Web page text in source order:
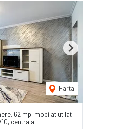
Harta
Next
62 mp, mobilat utilat
centrala